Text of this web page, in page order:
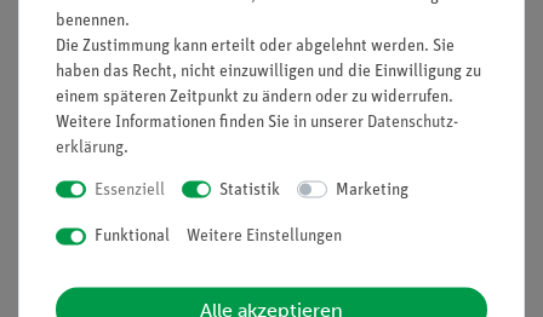
Vorteile
Schülergerechte Anleitungen inklusive Protokollfragen
Lieferumfang
Media / Downloads
benennen.
Die Zustimmung kann erteilt oder abgelehnt werden. Sie
haben das Recht, nicht einzuwilligen und die Einwilligung zu
einem späteren Zeitpunkt zu ändern oder zu widerrufen.
Weitere Informationen finden Sie in unserer Daten­schutz­
erklärung.
Essenziell Statistik Marketing
Funktional Weitere Einstellungen
Alle akzeptieren